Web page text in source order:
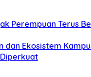
Perempuan Terus
dan Ekosistem